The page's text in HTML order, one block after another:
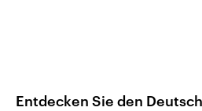
Entdecken Sie den